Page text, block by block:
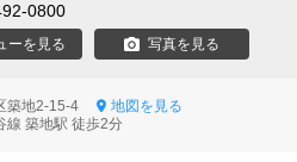
0800
ーを見る 写真を見る
築地2-15-4
地図を見る
線 築地駅 徒歩2分